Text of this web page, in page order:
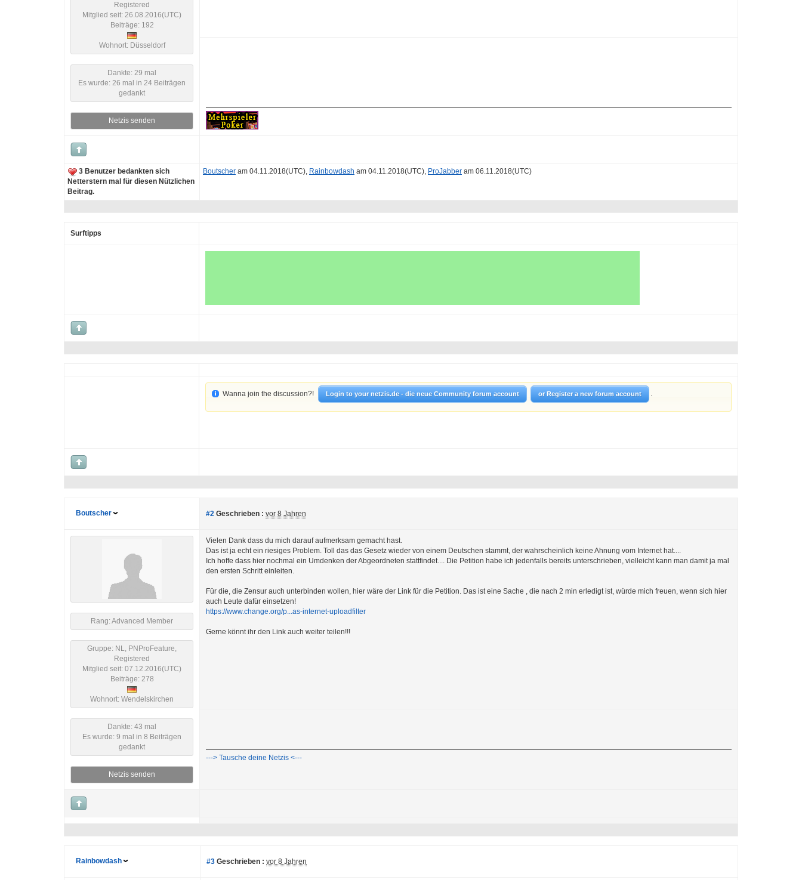
Registered
Mitglied seit: 26.08.2016(UTC)
Beiträge: 192
Wohnort: Düsseldorf
Dankte: 29 mal
Es wurde: 26 mal in 24 Beiträgen
gedankt
Netzis senden
3 Benutzer bedankten sich
Netterstern mal für diesen Nützlichen
Beitrag.
Boutscher am 04.11.2018(UTC), Rainbowdash am 04.11.2018(UTC), ProJabber am 06.11.2018(UTC)
Surftipps
Wanna join the discussion?! Login to your netzis.de - die neue Community forum account or Register a new forum account .
Boutscher #2 Geschrieben : vor 8 Jahren
Rang: Advanced Member
Gruppe: NL, PNProFeature,
Registered
Mitglied seit: 07.12.2016(UTC)
Beiträge: 278
Wohnort: Wendelskirchen
Dankte: 43 mal
Es wurde: 9 mal in 8 Beiträgen
gedankt
Netzis senden
Vielen Dank dass du mich darauf aufmerksam gemacht hast.
Das ist ja echt ein riesiges Problem. Toll das das Gesetz wieder von einem Deutschen stammt, der wahrscheinlich keine Ahnung vom Internet hat....
Ich hoffe dass hier nochmal ein Umdenken der Abgeordneten stattfindet.... Die Petition habe ich jedenfalls bereits unterschrieben, vielleicht kann man damit ja mal
den ersten Schritt einleiten.
Für die, die Zensur auch unterbinden wollen, hier wäre der Link für die Petition. Das ist eine Sache , die nach 2 min erledigt ist, würde mich freuen, wenn sich hier
auch Leute dafür einsetzen!
https://www.change.org/p...as-internet-uploadfilter
Gerne könnt ihr den Link auch weiter teilen!!!
---> Tausche deine Netzis <---
Rainbowdash #3 Geschrieben : vor 8 Jahren